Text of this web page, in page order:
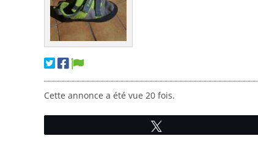
Cette annonce a été vue 20 fois.